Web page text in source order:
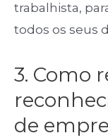
trabalhista,
todos os seus
3. Como
de